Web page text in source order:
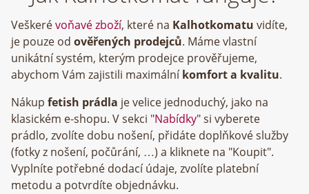
Veškerévoňavé zboží, které na Kalhotkomatu vidíte,
je pouze od ověřených prodejců. Máme vlastní
unikátní systém, kterým prodejce prověřujeme,
abychom Vám zajistili maximálníkomfort a kvalitu.
Nákup fetish prádla je velice jednoduchý, jako na
klasickém e-shopu. V sekci "Nabídky" si vyberete
prádlo, zvolíte dobu nošení, přidáte doplňkové služby
(fotky z nošení, počůrání, …) a kliknete na "Koupit".
Vyplníte potřebné dodací údaje, zvolíte platební
metodu a potvrdíte objednávku.